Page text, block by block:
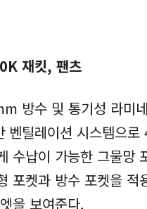
재킷, 팬츠
방수 및 통기성 라미
틸레이션 시스템으
수납이 가능한 그물망
포켓과 방수 포켓을 적
을 보여준다.